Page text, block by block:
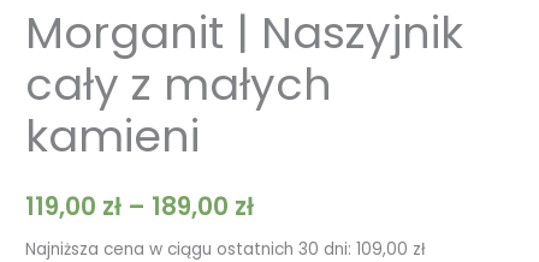
Morganit | Naszyjnik
cały z małych
kamieni
119,00 zł – 189,00 zł
Najniższa cena w ciągu ostatnich 30 dni:109,00 zł